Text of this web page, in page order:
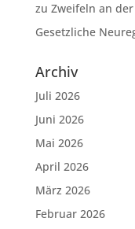
zu Zweifeln an
Gesetzliche
Archiv
Juli 2026
Juni 2026
Mai 2026
April 2026
März 2026
Februar 2026